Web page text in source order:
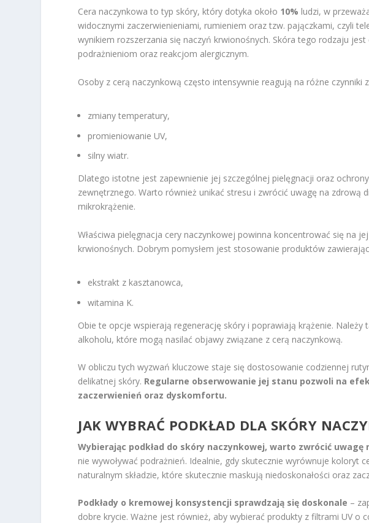
Cera naczynkowa to typ skóry, który dotyka około 10% ludzi, w
widocznymi zaczerwienieniami, rumieniem oraz tzw. pajączkami, czyli
wynikiem rozszerzania się naczyń krwionośnych. Skóra tego rodzaju
podrażnieniom oraz reakcjom alergicznym.
Osoby z cerą naczynkową często intensywnie reagują na różne czynniki
zmiany temperatury,
promieniowanie UV,
silny wiatr.
Dlatego istotne jest zapewnienie jej szczególnej pielęgnacji oraz
zewnętrznego. Warto również unikać stresu i zwrócić uwagę na zdrową
mikrokrążenie.
Właściwa pielęgnacja cery naczynkowej powinna koncentrować się na
krwionośnych. Dobrym pomysłem jest stosowanie produktów
ekstrakt z kasztanowca,
witamina K.
Obie te opcje wspierają regenerację skóry i poprawiają krążenie. Należy
alkoholu, które mogą nasilać objawy związane z cerą naczynkową.
W obliczu tych wyzwań kluczowe staje się dostosowanie codziennej
delikatnej skóry. Regularne obserwowanie jej stanu pozwoli na
zaczerwienień oraz dyskomfortu.
JAK WYBRAĆ PODKŁAD DLA SKÓRY
Wybierając podkład do skóry naczynkowej, warto zwrócić uwagę
nie wywoływać podrażnień. Idealnie, gdy skutecznie wyrównuje koloryt
naturalnym składzie, które skutecznie maskują niedoskonałości oraz
Podkłady o kremowej konsystencji sprawdzają się doskonale –
dobre krycie. Ważne jest również, aby wybierać produkty z filtrami UV o